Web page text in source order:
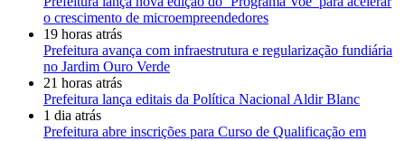
o crescimento de microempreendedores
19 horas atrás
Prefeitura avança com infraestrutura e regularização fundiária
no Jardim Ouro Verde
21 horas atrás
Prefeitura lança editais da Política Nacional Aldir Blanc
1 dia atrás
Prefeitura abre inscrições para Curso de Qualificação em